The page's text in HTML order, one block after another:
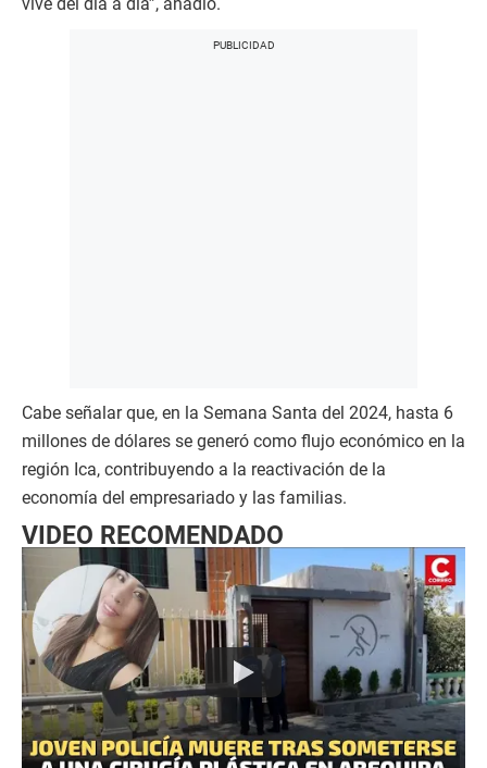
vive del día a día”, añadió.
Cabe señalar que, en la Semana Santa del 2024, hasta 6
millones de dólares se generó como flujo económico en la
región Ica, contribuyendo a la reactivación de la
economía del empresariado y las familias.
VIDEO RECOMENDADO